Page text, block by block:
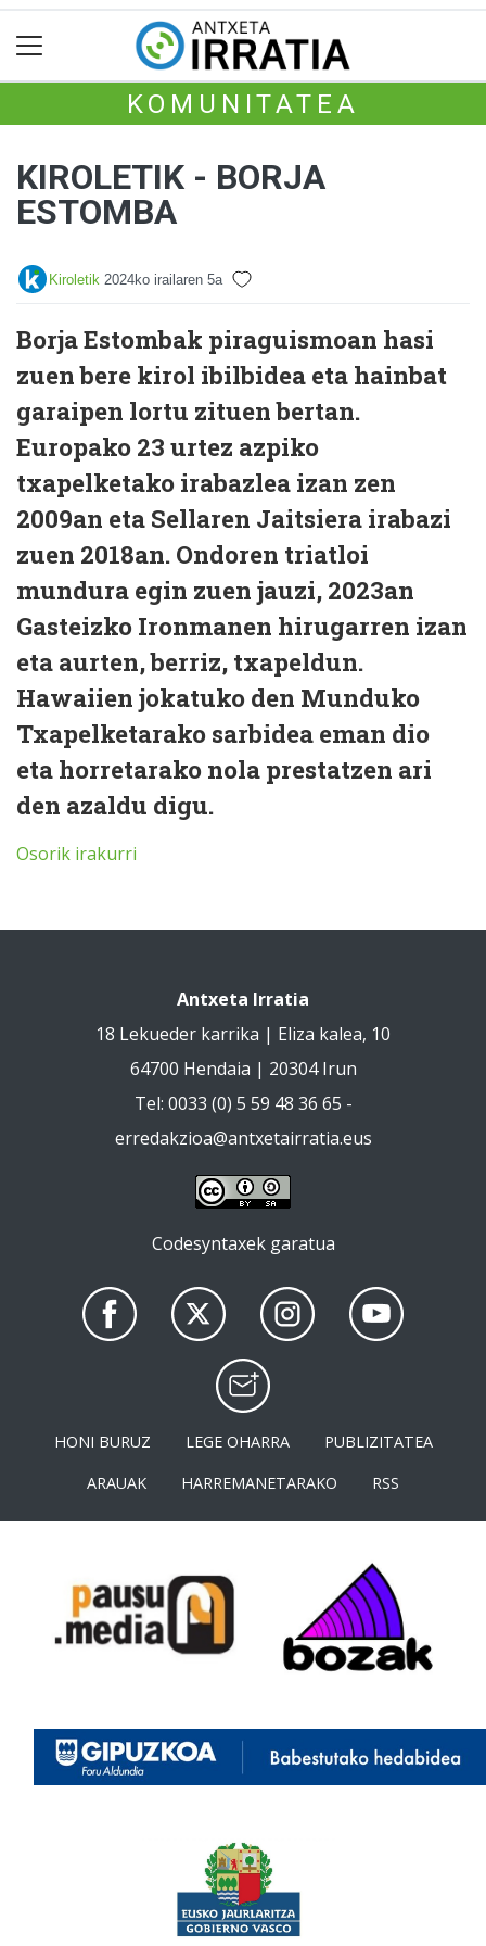
KOMUNITATEA
KIROLETIK - BORJA
ESTOMBA
Kiroletik 2024ko irailaren 5a
Borja Estombak piraguismoan hasi
zuen bere kirol ibilbidea eta hainbat
garaipen lortu zituen bertan.
Europako 23 urtez azpiko
txapelketako irabazlea izan zen
2009an eta Sellaren Jaitsiera irabazi
zuen 2018an. Ondoren triatloi
mundura egin zuen jauzi, 2023an
Gasteizko Ironmanen hirugarren izan
eta aurten, berriz, txapeldun.
Hawaiien jokatuko den Munduko
Txapelketarako sarbidea eman dio
eta horretarako nola prestatzen ari
den azaldu digu.
Osorik irakurri
Antxeta Irratia
18 Lekueder karrika | Eliza kalea, 10
64700 Hendaia | 20304 Irun
Tel: 0033 (0) 5 59 48 36 65 -
erredakzioa@antxetairratia.eus
Codesyntaxek garatua
HONI BURUZ LEGE OHARRA
PUBLIZITATEA
ARAUAK
HARREMANETARAKO RSS